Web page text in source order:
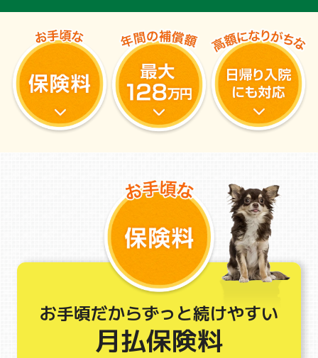
お手頃だからずっと続けやすい
月払保険料